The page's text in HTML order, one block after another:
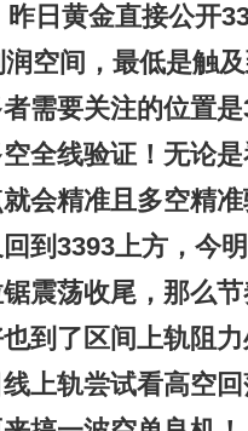
昨日黄金直接公开
空间，最低是触
需要关注的位置
全线验证！无论
会精准且多空精
到3393上方，今
震荡收尾，那么
到了区间上轨阻
上轨尝试看高空